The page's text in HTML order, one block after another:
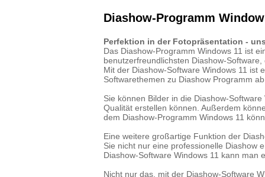
Diashow-Programm
Perfektion in der Fotopräsentation -
Das Diashow-Programm Windows 11 ist
benutzerfreundlichsten Diashow-
Mit der Diashow-Software Windows 11 ist
Softwarethemen zu Diashow Programm
Sie können Bilder in die Diashow-
Qualität erstellen können. Außerdem
dem Diashow-Programm Windows 11
Eine weitere großartige Funktion der
Sie nicht nur eine professionelle Diashow
Diashow-Software Windows 11 kann man
Nicht nur das, mit der Diashow-Software